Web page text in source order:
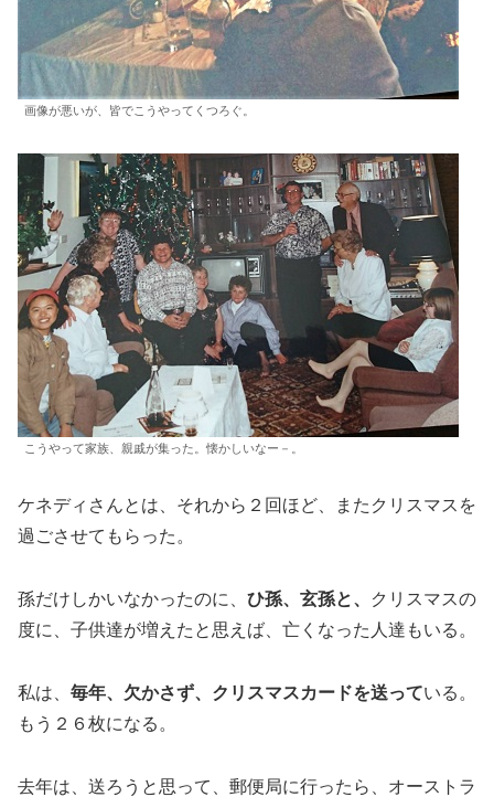
画像が悪いが、皆でこうやってくつろぐ。
こうやって家族、親戚が集った。懐かしいなー－。
ケネディさんとは、それから２回ほど、またクリスマスを
過ごさせてもらった。
孫だけしかいなかったのに、 ひ孫、玄孫と、
クリスマスの
度に、子供達が増えたと思えば、亡くなった人達もいる。
私は、 毎年、欠かさず、クリスマスカードを送っている。
もう２６枚になる。
去年は、送ろうと思って、郵便局に行ったら、オーストラ